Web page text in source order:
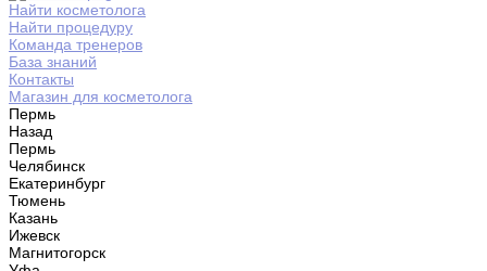
Найти косметолога
Найти процедуру
Команда тренеров
База знаний
Контакты
Магазин для косметолога
Пермь
Назад
Пермь
Челябинск
Екатеринбург
Тюмень
Казань
Ижевск
Магнитогорск